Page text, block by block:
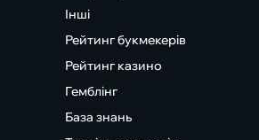
Інші
Рейтинг букмекерів
Рейтинг казино
Гемблінг
База знань